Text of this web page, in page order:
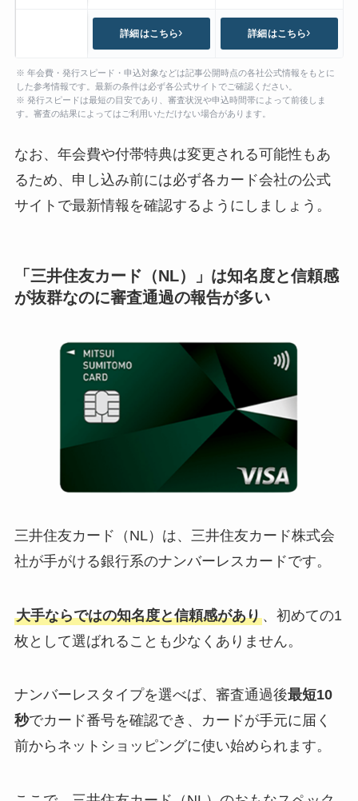
詳細はこちら 詳細はこちら
※ 年会費・発行スピード・申込対象などは記事公開時点の各社公式情報をもとに
した参考情報です。最新の条件は必ず各公式サイトでご確認ください。
※ 発行スピードは最短の目安であり、審査状況や申込時間帯によって前後しま
す。審査の結果によってはご利用いただけない場合があります。
なお、年会費や付帯特典は変更される可能性もあ
るため、申し込み前には必ず各カード会社の公式
サイトで最新情報を確認するようにしましょう。
「三井住友カード（NL）」は知名度と信頼感
が抜群なのに審査通過の報告が多い
三井住友カード（NL）は、三井住友カード株式会
社が手がける銀行系のナンバーレスカードです。
大手ならではの知名度と信頼感があり、初めての1
枚として選ばれることも少なくありません。
ナンバーレスタイプを選べば、審査通過後最短10
秒でカード番号を確認でき、カードが手元に届く
前からネットショッピングに使い始められます。